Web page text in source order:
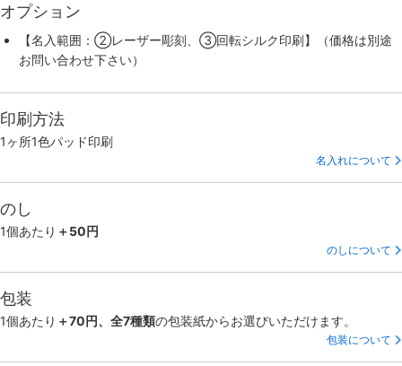
オプション
【名入範囲：②レーザー彫刻、③回転シルク印刷】（価格は別途
お問い合わせ下さい）
印刷方法
1ヶ所1色パッド印刷
名入れについて
のし
1個あたり ＋50円
のしについて
包装
1個あたり ＋70円、全7種類の包装紙からお選びいただけます。
包装について